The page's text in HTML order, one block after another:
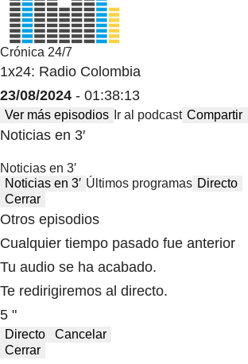
Crónica 24/7
1x24: Radio Colombia
23/08/2024 - 01:38:13
Ver más episodios Ir al podcast Compartir
Noticias en 3′
Noticias en 3′
Noticias en 3′ Últimos programas Directo
Cerrar
Otros episodios
Cualquier tiempo pasado fue anterior
Tu audio se ha acabado.
Te redirigiremos al directo.
5 "
Directo
Cancelar
Cerrar